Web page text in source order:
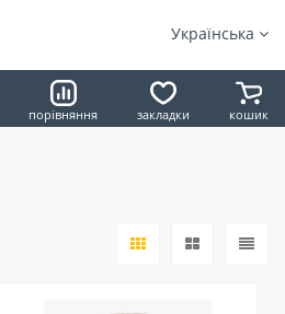
Українська
порівняння закладки кошик